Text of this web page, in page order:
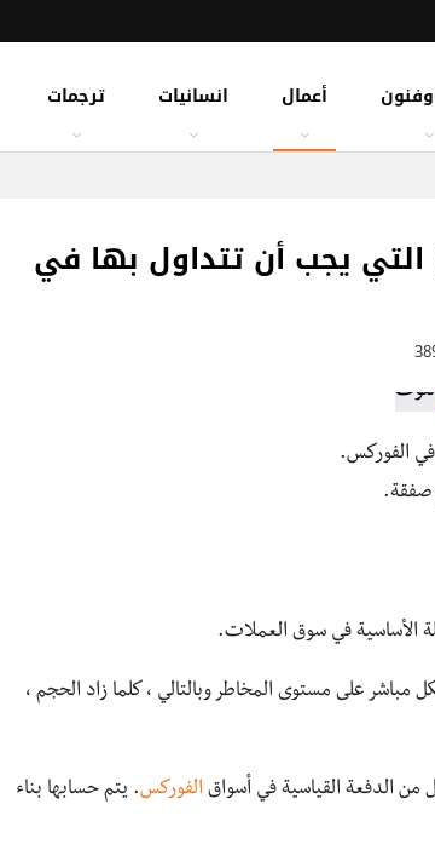
أعمال انسانيات ترجمات
التي يجب أن تتداول بها في
الفوركس.
صفقة.
الأساسية في سوق العملات.
على مستوى المخاطر وبالتالي ، كلما زاد الحجم ،
الدفعة القياسية في أسواق الفوركس. يتم حسابها بناء